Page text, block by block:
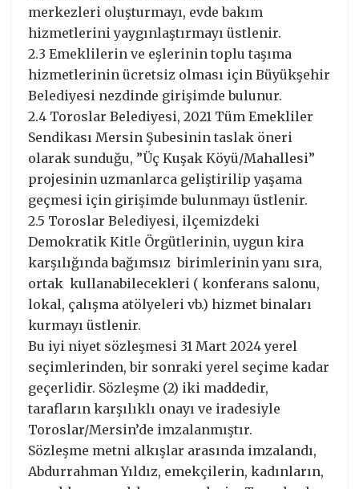
merkezleri oluşturmayı, evde bakım
hizmetlerini yaygınlaştırmayı üstlenir.
2.3 Emeklilerin ve eşlerinin toplu taşıma
hizmetlerinin ücretsiz olması için Büyükşehir
Belediyesi nezdinde girişimde bulunur.
2.4 Toroslar Belediyesi, 2021 Tüm Emekliler
Sendikası Mersin Şubesinin taslak öneri
olarak sunduğu, ”Üç Kuşak Köyü/Mahallesi”
projesinin uzmanlarca geliştirilip yaşama
geçmesi için girişimde bulunmayı üstlenir.
2.5 Toroslar Belediyesi, ilçemizdeki
Demokratik Kitle Örgütlerinin, uygun kira
karşılığında bağımsız birimlerinin yanı sıra,
ortak kullanabilecekleri ( konferans salonu,
lokal, çalışma atölyeleri vb.) hizmet binaları
kurmayı üstlenir.
Bu iyi niyet sözleşmesi 31 Mart 2024 yerel
seçimlerinden, bir sonraki yerel seçime kadar
geçerlidir. Sözleşme (2) iki maddedir,
tarafların karşılıklı onayı ve iradesiyle
Toroslar/Mersin’de imzalanmıştır.
Sözleşme metni alkışlar arasında imzalandı,
Abdurrahman Yıldız, emekçilerin, kadınların,